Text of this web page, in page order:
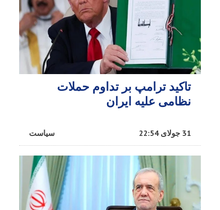
تاکید ترامپ بر تداوم حملات
نظامی علیه ایران
سیاست 31 جولای 22:54